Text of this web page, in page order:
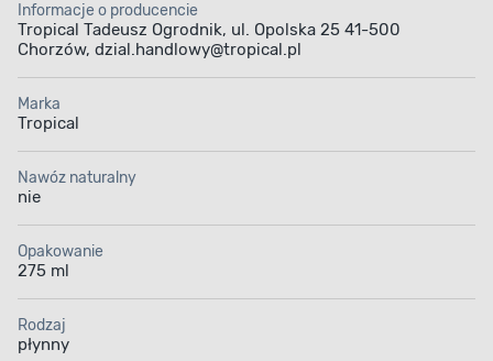
Informacje o producencie
Tropical Tadeusz Ogrodnik, ul. Opolska 25 41-500
Chorzów, dzial.handlowy@tropical.pl
Marka
Tropical
Nawóz naturalny
nie
Opakowanie
275 ml
Rodzaj
płynny